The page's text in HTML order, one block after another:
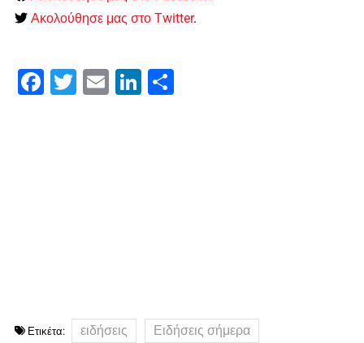
Ακολούθησε μας στο Twitter.
Facebook
Twitter Email LinkedIn
Ετικέτα: ειδήσεις Ειδήσεις σήμερα